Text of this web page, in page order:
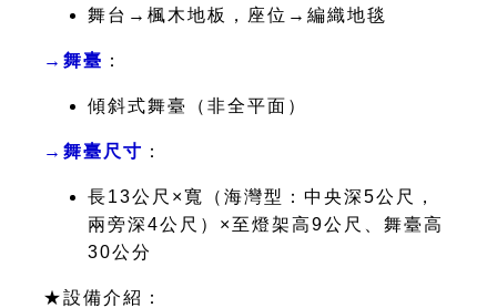
舞台→楓木地板，座位→編織地毯
→舞臺 ：
傾斜式舞臺（非全平面）
→舞臺尺寸 ：
長13公尺×寬（海灣型：中央深5公尺，
兩旁深4公尺）×至燈架高9公尺、舞臺高
30公分
★設備介紹：